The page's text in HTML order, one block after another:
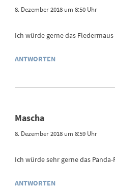
8. Dezember 2018 um 8:50 Uhr
Ich würde gerne das
ANTWORTEN
Mascha
8. Dezember 2018 um 8:59 Uhr
Ich würde sehr gerne das
ANTWORTEN